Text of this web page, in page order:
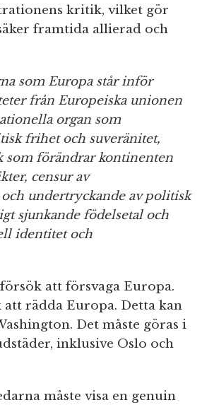
kritik, vilket gör
framtida allierad och
som Europa står inför
från Europeiska unionen
organ som
frihet och suveränitet,
förändrar kontinenten
censur av
undertryckande av politisk
sjunkande födelsetal och
identitet och
att försvaga Europa.
rädda Europa. Detta kan
Det måste göras i
inklusive Oslo och
måste visa en genuin